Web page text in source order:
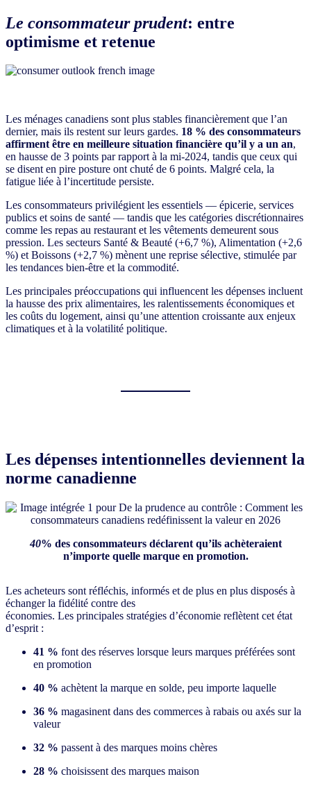
Le consommateur prudent: entre
optimisme et retenue
Les ménages canadiens sont plus stables financièrement que l’an
dernier, mais ils restent sur leurs gardes. 18 % des consommateurs
affirment être en meilleure situation financière qu’il y a un an,
en hausse de 3 points par rapport à la mi-2024, tandis que ceux qui
se disent en pire posture ont chuté de 6 points. Malgré cela, la
fatigue liée à l’incertitude persiste.
Les consommateurs privilégient les essentiels — épicerie, services
publics et soins de santé — tandis que les catégories discrétionnaires
comme les repas au restaurant et les vêtements demeurent sous
pression. Les secteurs Santé & Beauté (+6,7 %), Alimentation (+2,6
%) et Boissons (+2,7 %) mènent une reprise sélective, stimulée par
les tendances bien-être et la commodité.
Les principales préoccupations qui influencent les dépenses incluent
la hausse des prix alimentaires, les ralentissements économiques et
les coûts du logement, ainsi qu’une attention croissante aux enjeux
climatiques et à la volatilité politique.
Les dépenses intentionnelles deviennent la
norme canadienne
40% des consommateurs déclarent qu’ils achèteraient
n’importe quelle marque en promotion.
Les acheteurs sont réfléchis, informés et de plus en plus disposés à
échanger la fidélité contre des
économies. Les principales stratégies d’économie reflètent cet état
d’esprit :
41 % font des réserves lorsque leurs marques préférées sont
en promotion
40 % achètent la marque en solde, peu importe laquelle
36 % magasinent dans des commerces à rabais ou axés sur la
valeur
32 % passent à des marques moins chères
28 % choisissent des marques maison